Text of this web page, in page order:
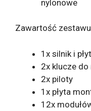
nylonowe
Zawartość
1x silnik i
2x klucze
2x piloty
1x płyta
12x